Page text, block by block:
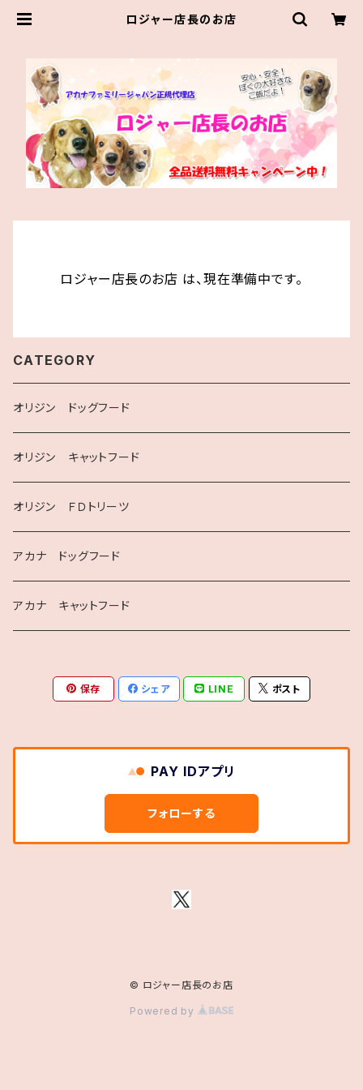
ロジャー店長のお店
ロジャー店長のお店 は、現在準備中です。
CATEGORY
オリジン ドッグフード
オリジン キャットフード
オリジン ＦＤトリーツ
アカナ ドッグフード
アカナ キャットフード
保存 シェア LINE ポスト
PAY IDアプリ
フォローする
© ロジャー店長のお店
Powered by